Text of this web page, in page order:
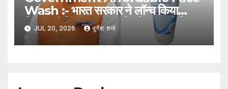
Wash :- भारत सरकार ने लॉन्च किया
किफायती फेस वॉश, मुंहासों और ऑयली स्किन
से राहत देने का दावा
JUL 20, 2026 दुर्गेश शर्मा